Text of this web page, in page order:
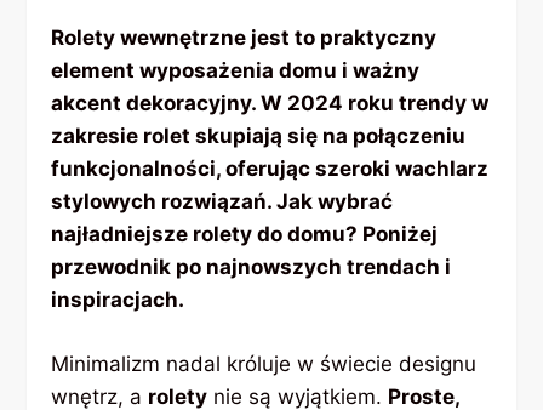
Rolety wewnętrzne jest to praktyczny
element wyposażenia domu i ważny
akcent dekoracyjny. W 2024 roku trendy w
zakresie rolet skupiają się na połączeniu
funkcjonalności, oferując szeroki wachlarz
stylowych rozwiązań. Jak wybrać
najładniejsze rolety do domu? Poniżej
przewodnik po najnowszych trendach i
inspiracjach.
Minimalizm nadal króluje w świecie designu
wnętrz, a rolety nie są wyjątkiem. Proste,